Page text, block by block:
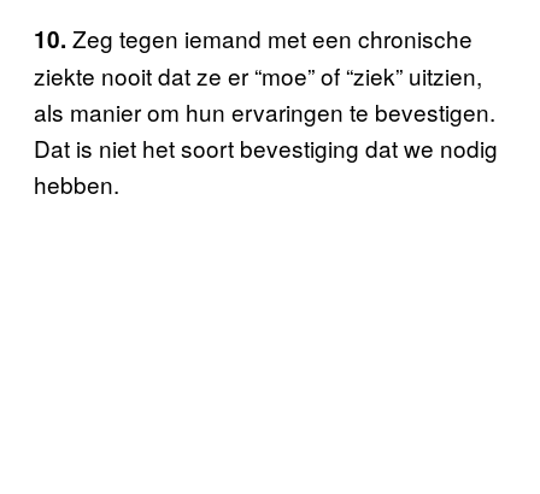
10. Zeg tegen iemand met een chronische
ziekte nooit dat ze er “moe” of “ziek” uitzien,
als manier om hun ervaringen te bevestigen.
Dat is niet het soort bevestiging dat we nodig
hebben.